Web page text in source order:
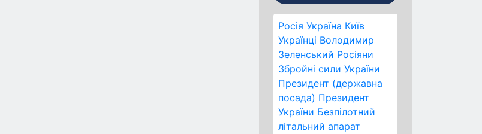
Росія Україна Київ
Українці Володимир
Зеленський Росіяни
Збройні сили України
Президент (державна
посада) Президент
України Безпілотний
літальний апарат